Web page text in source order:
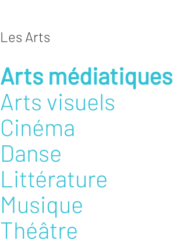
Les Arts
Arts médiatiques
Arts visuels
Cinéma
Danse
Littérature
Musique
Théâtre